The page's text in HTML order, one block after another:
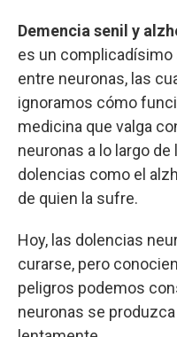
Demencia senil y
es un
entre neuronas, las
ignoramos cómo
medicina que valga
neuronas a lo largo de
dolencias como el
de quien la sufre.
Hoy, las dolencias
curarse, pero
peligros podemos
neuronas se